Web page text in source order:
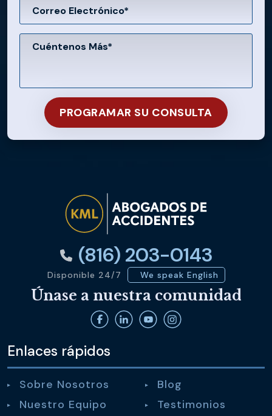
(816) 203-0143
Disponible 24/7 We speak English
Únase a nuestra comunidad
Enlaces rápidos
Sobre Nosotros
Nuestro Equipo
Blog
Testimonios